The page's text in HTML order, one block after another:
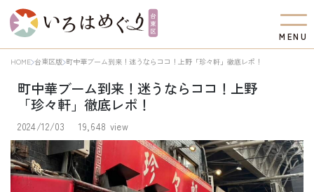
M EN U
HOME 台東区版 町中華ブーム到来！迷うならココ！上野「珍々軒」徹底レポ！
町中華ブーム到来！迷うならココ！上野
「珍々軒」徹底レポ！
2024/12/03 19,648 view